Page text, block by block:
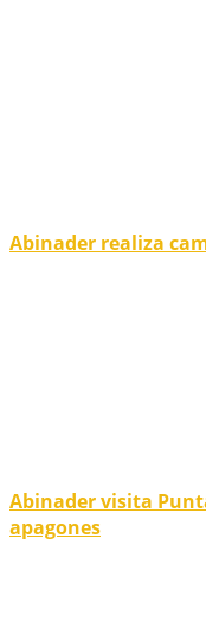
Abinader realiza
Abinader visita
apagones